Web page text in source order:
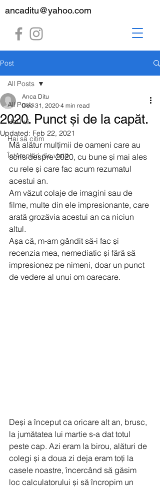
ancaditu@yahoo.com
Post
All Posts
Hai hui
Hai să citim
Întâmplări din viață
All Posts
2020. Punct și de la capăt.
Anca Ditu
Dec 31, 2020 4 min read
Updated: Feb 22, 2021
Mă alătur mulțimii de oameni care au
scris despre 2020, cu bune și mai ales
cu rele și care fac acum rezumatul
acestui an.
Am văzut colaje de imagini sau de
filme, multe din ele impresionante, care
arată grozăvia acestui an ca niciun
altul.
Așa că, m-am gândit să-i fac și
recenzia mea, nemediatic și fără să
impresionez pe nimeni, doar un punct
de vedere al unui om oarecare.
Deși a început ca oricare alt an, brusc,
la jumătatea lui martie s-a dat totul
peste cap. Azi eram la birou, alături de
colegi și a doua zi deja eram toți la
casele noastre, încercând să găsim
loc calculatorului și să încropim un